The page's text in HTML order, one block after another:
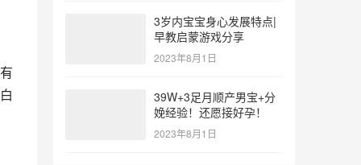
3岁内宝宝身心发展特点|
早教启蒙游戏分享
2023年8月1日
39W+3足月顺产男宝+分
娩经验！还愿接好孕！
2023年8月1日